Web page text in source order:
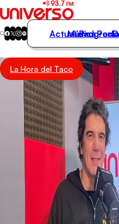
Actualidad
Música
Programas
Podcasts
Destacados
Actualidad
Música
La Hora del Taco